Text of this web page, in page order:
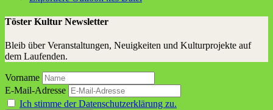
Töster Kultur Newsletter
Bleib über Veranstaltungen, Neuigkeiten und Kulturprojekte auf
dem Laufenden.
Vorname
E-Mail-Adresse
Ich stimme der Datenschutzerklärung zu.